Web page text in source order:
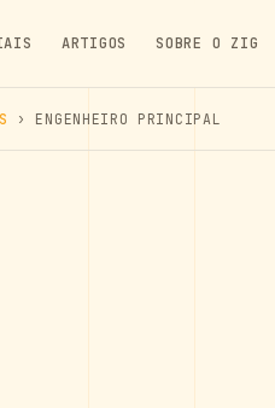
ARTIGOS SOBRE O ZIG
› ENGENHEIRO PRINCIPAL